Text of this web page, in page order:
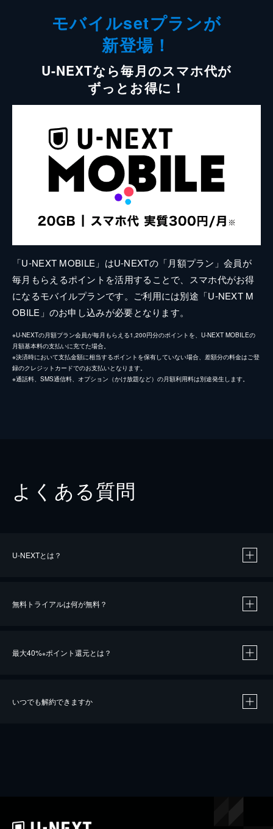
モバイルsetプランが
新登場！
U-NEXTなら毎月のスマホ代が
ずっとお得に！
「U-NEXT MOBILE」はU-NEXTの「月額プラン」会員が
毎月もらえるポイントを活用することで、スマホ代がお得
になるモバイルプランです。ご利用には別途「U-NEXT M
OBILE」のお申し込みが必要となります。
※U-NEXTの月額プラン会員が毎月もらえる1,200円分のポイントを、U-NEXT MOBILEの
月額基本料の支払いに充てた場合。
※決済時において支払金額に相当するポイントを保有していない場合、差額分の料金はご登
録のクレジットカードでのお支払いとなります。
※通話料、SMS通信料、オプション（かけ放題など）の月額利用料は別途発生します。
よくある質問
U-NEXTとは？
無料トライアルは何が無料？
最大40%※ポイント還元とは？
いつでも解約できますか